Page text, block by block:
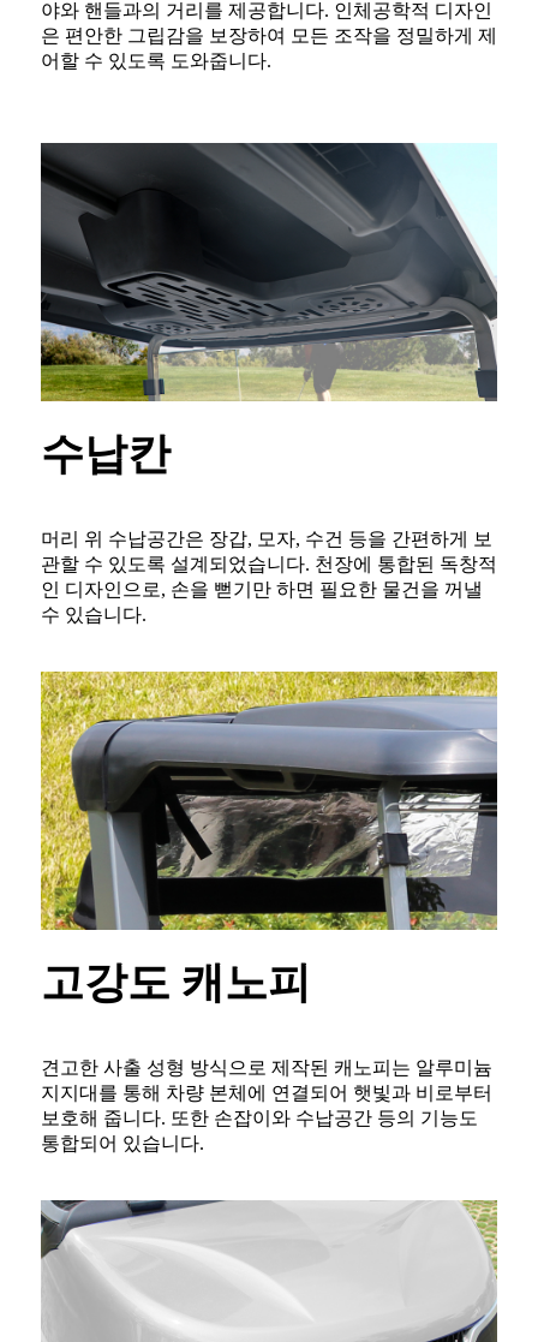
야와 핸들과의 거리를 제공합니다. 인체공학적 디자인
은 편안한 그립감을 보장하여 모든 조작을 정밀하게 제
어할 수 있도록 도와줍니다.
수납칸
머리 위 수납공간은 장갑, 모자, 수건 등을 간편하게 보
관할 수 있도록 설계되었습니다. 천장에 통합된 독창적
인 디자인으로, 손을 뻗기만 하면 필요한 물건을 꺼낼
수 있습니다.
고강도 캐노피
견고한 사출 성형 방식으로 제작된 캐노피는 알루미늄
지지대를 통해 차량 본체에 연결되어 햇빛과 비로부터
보호해 줍니다. 또한 손잡이와 수납공간 등의 기능도
통합되어 있습니다.